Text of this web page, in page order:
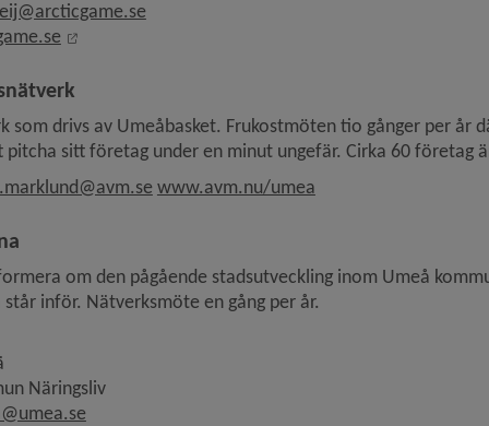
Länk till annan webbplats, öppnas i nytt fönster.
som drivs av Umeåbasket. Frukostmöten tio gånger per år
sitt företag under en minut ungefär. Cirka 60 företag
www.avm.nu/umeaLänk till annan
om den pågående stadsutveckling inom Umeå
inför. Nätverksmöte en gång per år.
Näringsliv